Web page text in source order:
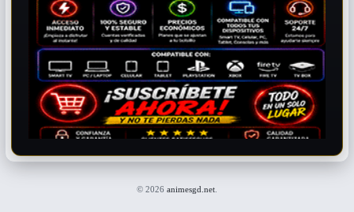
© 2026 animesgd.net